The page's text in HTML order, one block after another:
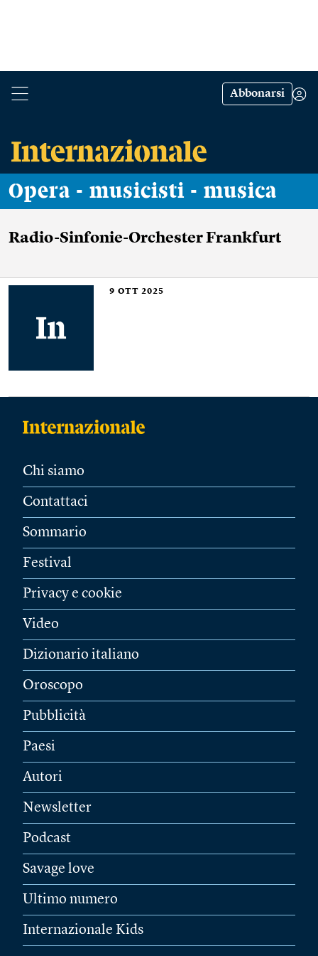
Abbonarsi
Opera - musicisti - musica
Radio-Sinfonie-Orchester Frankfurt
9 OTT 2025
Chi siamo
Contattaci
Sommario
Festival
Privacy e cookie
Video
Dizionario italiano
Oroscopo
Pubblicità
Paesi
Autori
Newsletter
Podcast
Savage love
Ultimo numero
Internazionale Kids